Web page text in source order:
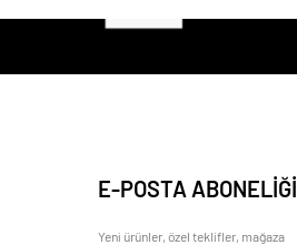
E-POSTA ABONELİĞİ
Yeni ürünler, özel teklifler, mağaza